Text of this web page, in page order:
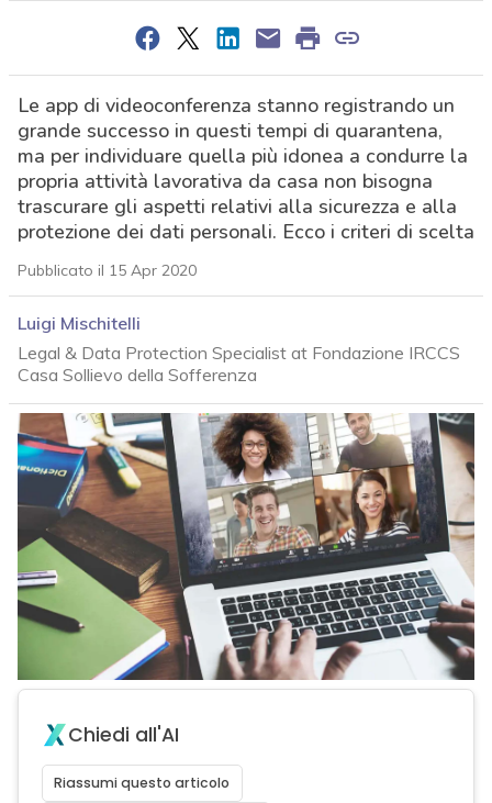
Le app di videoconferenza stanno registrando un
grande successo in questi tempi di quarantena,
ma per individuare quella più idonea a condurre la
propria attività lavorativa da casa non bisogna
trascurare gli aspetti relativi alla sicurezza e alla
protezione dei dati personali. Ecco i criteri di scelta
Pubblicato il 15 Apr 2020
Luigi Mischitelli
Legal & Data Protection Specialist at Fondazione IRCCS
Casa Sollievo della Sofferenza
Chiedi all'AI
Riassumi questo articolo